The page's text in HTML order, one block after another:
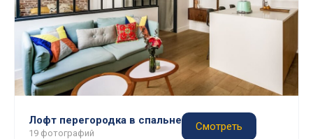
Лофт перегородка в спальне
19 фотографий
Смотреть